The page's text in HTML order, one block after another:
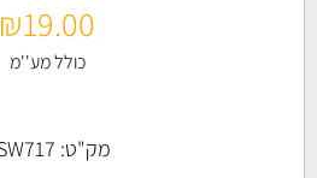
₪19.00
כולל מע''מ
מק"ט: ASW717